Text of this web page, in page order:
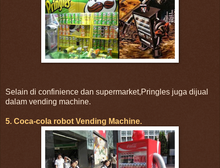
Selain di confinience dan supermarket,Pringles juga dijual
dalam vending machine.
5. Coca-cola robot Vending Machine.